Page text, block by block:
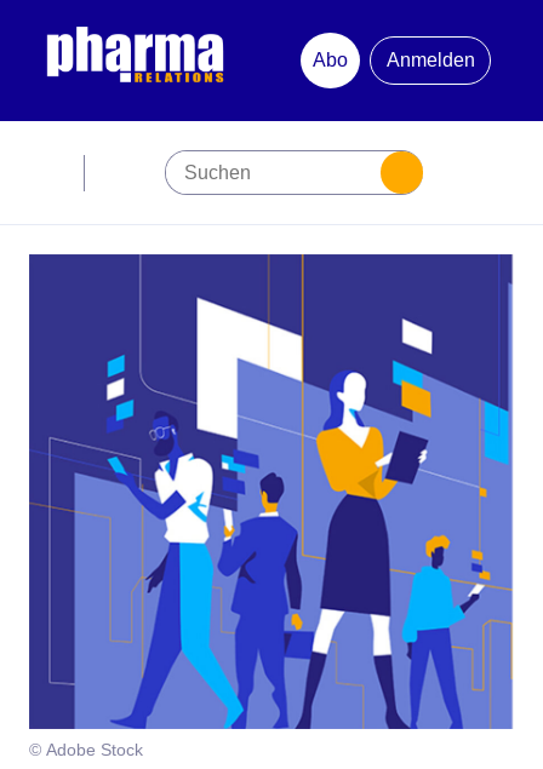
Abo
Anmelden
Jubiläum
Newsletter
Mediadaten
Branche
Studien
Aktuelle Ausgabe
Ausgabenarchiv
Kontakt
Team
© Adobe Stock